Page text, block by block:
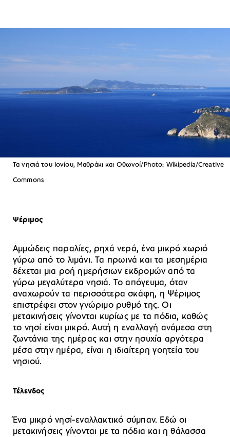
Τα νησιά του Ιονίου, Μαθράκι και Οθωνοί/Photo: Wikipedia/Creative
Commons
Ψέριμος
Αμμώδεις παραλίες, ρηχά νερά, ένα μικρό χωριό
γύρω από το λιμάνι. Τα πρωινά και τα μεσημέρια
δέχεται μια ροή ημερήσιων εκδρομών από τα
γύρω μεγαλύτερα νησιά. Το απόγευμα, όταν
αναχωρούν τα περισσότερα σκάφη, η Ψέριμος
επιστρέφει στον γνώριμο ρυθμό της. Οι
μετακινήσεις γίνονται κυρίως με τα πόδια, καθώς
το νησί είναι μικρό. Αυτή η εναλλαγή ανάμεσα στη
ζωντάνια της ημέρας και στην ησυχία αργότερα
μέσα στην ημέρα, είναι η ιδιαίτερη γοητεία του
νησιού.
Τέλενδος
Ένα μικρό νησί-εναλλακτικό σύμπαν. Εδώ οι
μετακινήσεις γίνονται με τα πόδια και η θάλασσα